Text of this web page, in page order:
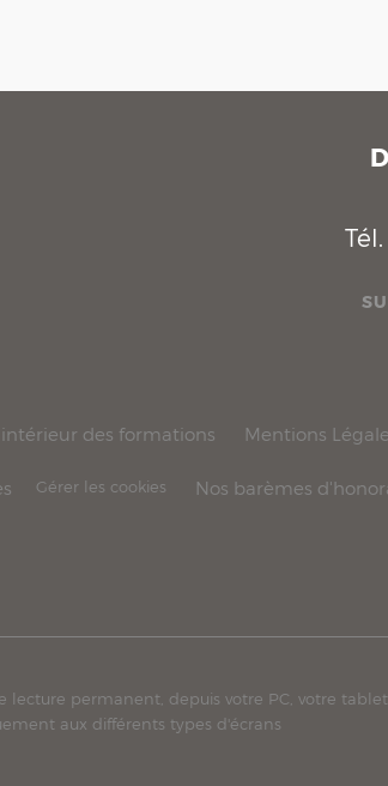
Tél.
des formations Mentions
Gérer les cookies Nos barèmes
lecture permanent, depuis votre PC, votre
aux différents types d'écrans